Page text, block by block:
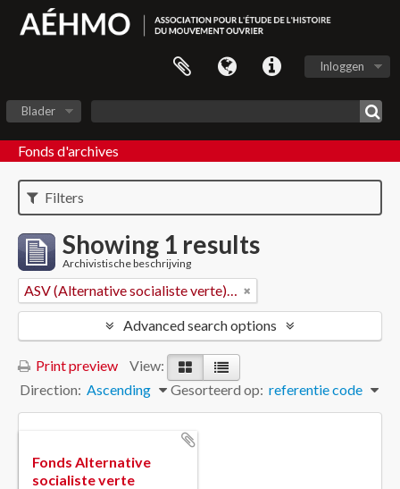
Inloggen
Blader
Fonds d'archives
Filters
Showing 1 results
Archivistische beschrijving
ASV (Alternative socialiste verte) - Vaud
Advanced search options
Print preview
View:
Gesorteerd op: referentie code
Direction: Ascending
Fonds Alternative
socialiste verte